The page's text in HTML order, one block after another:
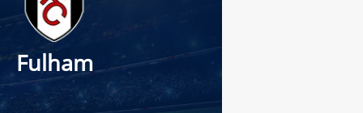
Fulham